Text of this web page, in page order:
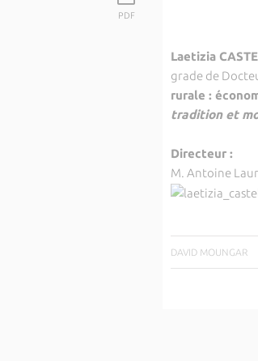
PDF
Laetizia
grade de
rurale :
tradition et
Directeur :
M. Antoine
DAVID MOUNGAR